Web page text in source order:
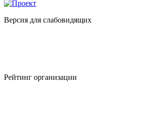
Версия для слабовидящих
Рейтинг организации